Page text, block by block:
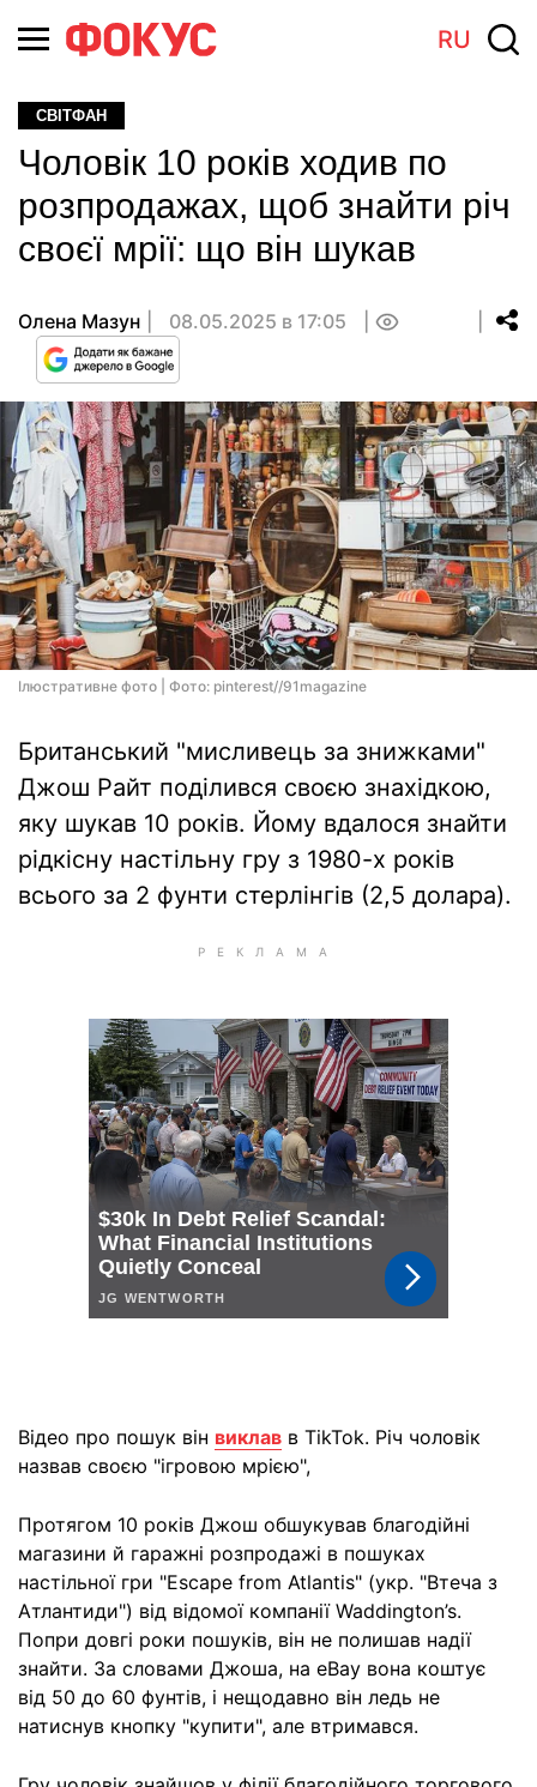
RU
СВІТФАН
Чоловік 10 років ходив по
розпродажах, щоб знайти річ
своєї мрії: що він шукав
Олена Мазун 08.05.2025 в 17:05
Ілюстративне фото | Фото: pinterest//91magazine
Британський "мисливець за знижками"
Джош Райт поділився своєю знахідкою,
яку шукав 10 років. Йому вдалося знайти
рідкісну настільну гру з 1980-х років
всього за 2 фунти стерлінгів (2,5 долара).
Відео про пошук він виклав в TikTok. Річ чоловік
назвав своєю "ігровою мрією",
Протягом 10 років Джош обшукував благодійні
магазини й гаражні розпродажі в пошуках
настільної гри "Escape from Atlantis" (укр. "Втеча з
Атлантиди") від відомої компанії Waddington’s.
Попри довгі роки пошуків, він не полишав надії
знайти. За словами Джоша, на eBay вона коштує
від 50 до 60 фунтів, і нещодавно він ледь не
натиснув кнопку "купити", але втримався.